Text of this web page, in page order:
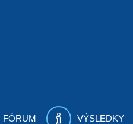
FÓRUM VÝSLEDKY